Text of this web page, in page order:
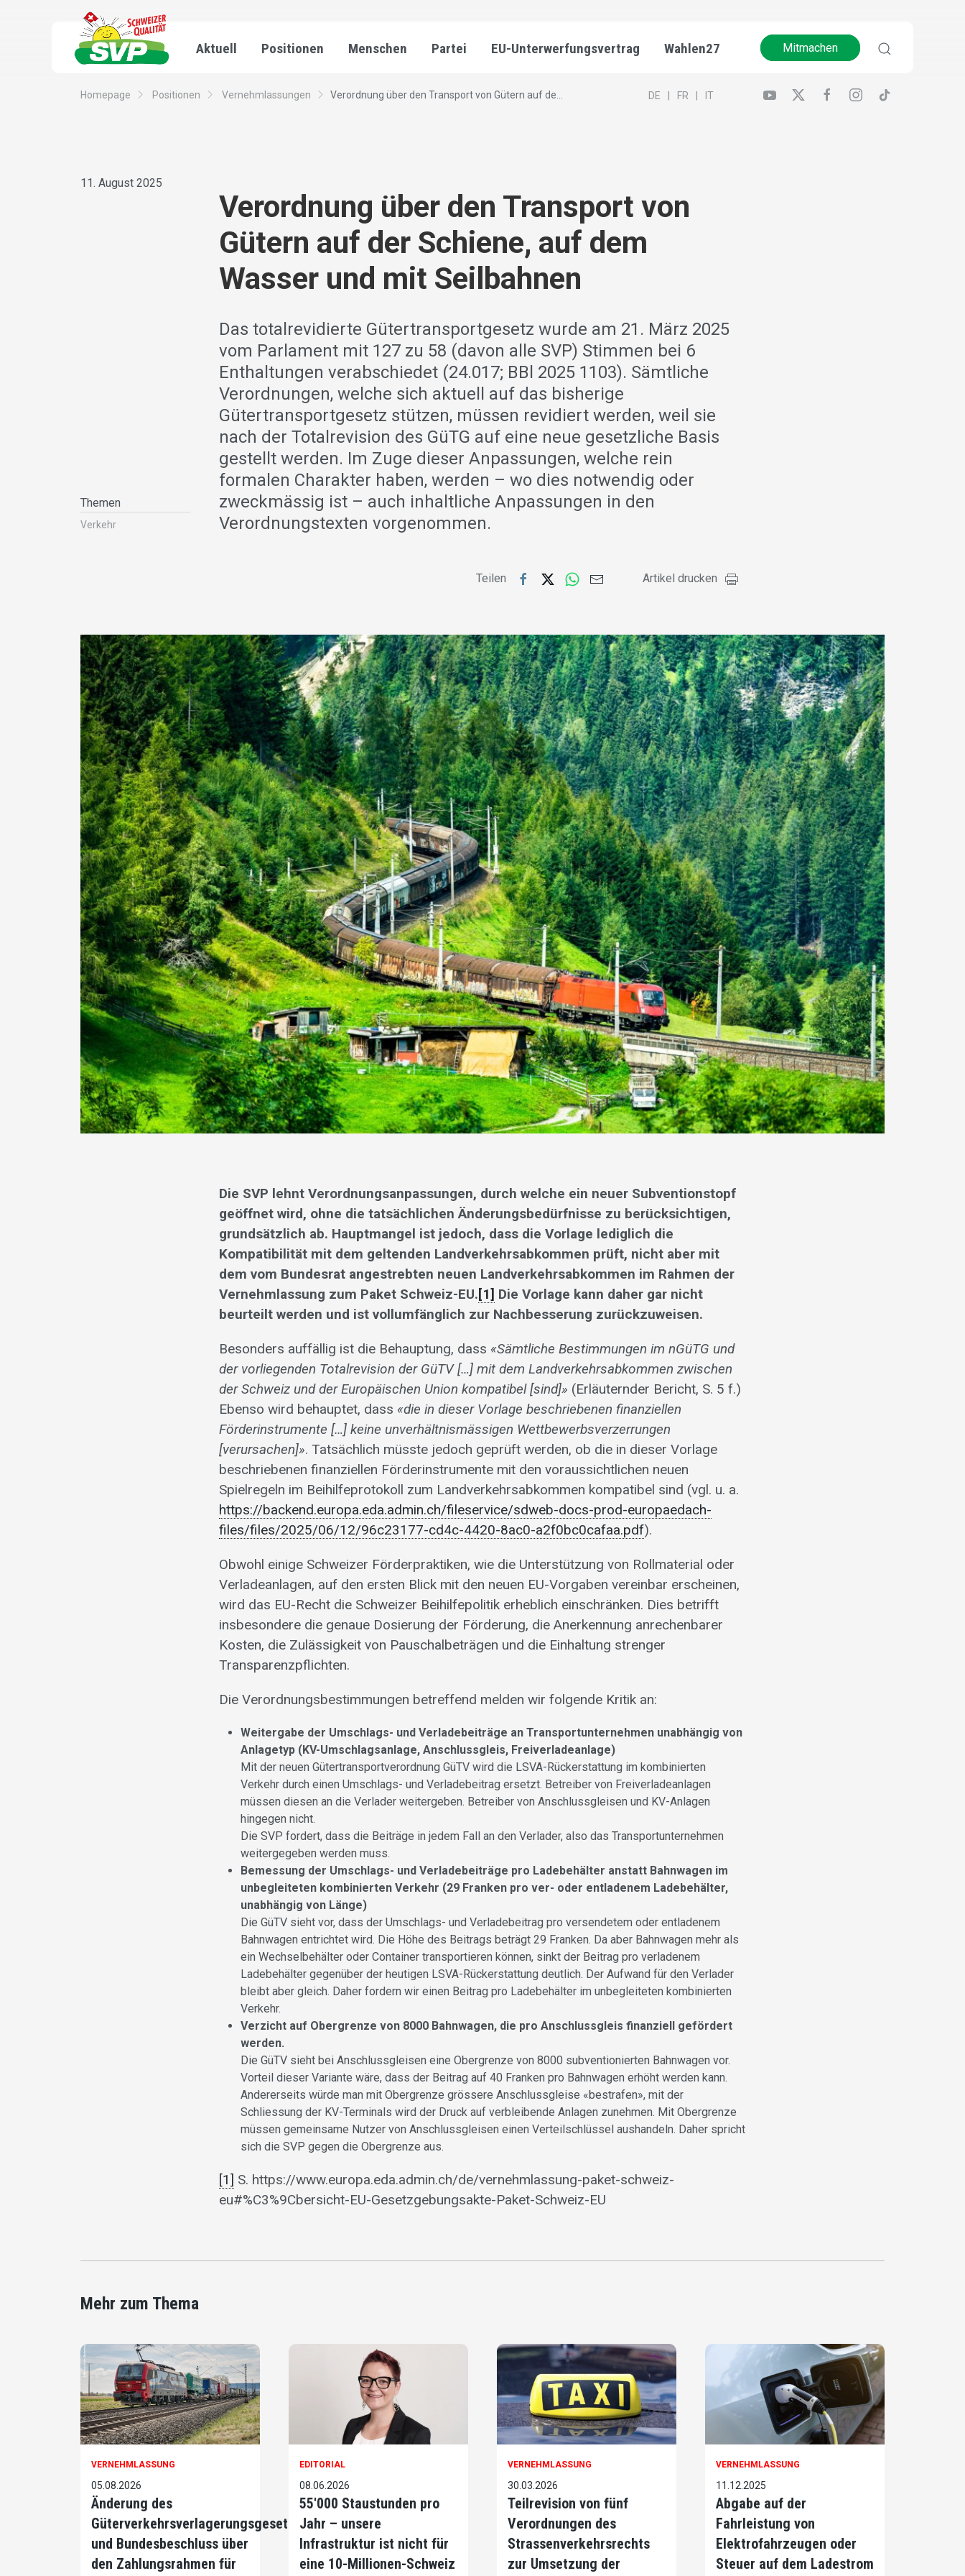
Aktuell Positionen Menschen Partei EU-Unterwerfungsvertrag Wahlen27 Mitmachen
Homepage Positionen Vernehmlassungen Verordnung über den Transport von Gütern auf de... DE FR IT
11. August 2025
Themen
Verkehr
Verordnung über den Transport von
Gütern auf der Schiene, auf dem
Wasser und mit Seilbahnen
Das totalrevidierte Gütertransportgesetz wurde am 21. März 2025
vom Parlament mit 127 zu 58 (davon alle SVP) Stimmen bei 6
Enthaltungen verabschiedet (24.017; BBl 2025 1103). Sämtliche
Verordnungen, welche sich aktuell auf das bisherige
Gütertransportgesetz stützen, müssen revidiert werden, weil sie
nach der Totalrevision des GüTG auf eine neue gesetzliche Basis
gestellt werden. Im Zuge dieser Anpassungen, welche rein
formalen Charakter haben, werden – wo dies notwendig oder
zweckmässig ist – auch inhaltliche Anpassungen in den
Verordnungstexten vorgenommen.
Teilen Artikel drucken
Die SVP lehnt Verordnungsanpassungen, durch welche ein neuer Subventionstopf
geöffnet wird, ohne die tatsächlichen Änderungsbedürfnisse zu berücksichtigen,
grundsätzlich ab. Hauptmangel ist jedoch, dass die Vorlage lediglich die
Kompatibilität mit dem geltenden Landverkehrsabkommen prüft, nicht aber mit
dem vom Bundesrat angestrebten neuen Landverkehrsabkommen im Rahmen der
Vernehmlassung zum Paket Schweiz-EU.[1] Die Vorlage kann daher gar nicht
beurteilt werden und ist vollumfänglich zur Nachbesserung zurückzuweisen.
Besonders auffällig ist die Behauptung, dass «Sämtliche Bestimmungen im nGüTG und
der vorliegenden Totalrevision der GüTV […] mit dem Landverkehrsabkommen zwischen
der Schweiz und der Europäischen Union kompatibel [sind]» (Erläuternder Bericht, S. 5 f.)
Ebenso wird behauptet, dass «die in dieser Vorlage beschriebenen finanziellen
Förderinstrumente […] keine unverhältnismässigen Wettbewerbsverzerrungen
[verursachen]». Tatsächlich müsste jedoch geprüft werden, ob die in dieser Vorlage
beschriebenen finanziellen Förderinstrumente mit den voraussichtlichen neuen
Spielregeln im Beihilfeprotokoll zum Landverkehrsabkommen kompatibel sind (vgl. u. a.
https://backend.europa.eda.admin.ch/fileservice/sdweb-docs-prod-europaedach-
files/files/2025/06/12/96c23177-cd4c-4420-8ac0-a2f0bc0cafaa.pdf).
Obwohl einige Schweizer Förderpraktiken, wie die Unterstützung von Rollmaterial oder
Verladeanlagen, auf den ersten Blick mit den neuen EU-Vorgaben vereinbar erscheinen,
wird das EU-Recht die Schweizer Beihilfepolitik erheblich einschränken. Dies betrifft
insbesondere die genaue Dosierung der Förderung, die Anerkennung anrechenbarer
Kosten, die Zulässigkeit von Pauschalbeträgen und die Einhaltung strenger
Transparenzpflichten.
Die Verordnungsbestimmungen betreffend melden wir folgende Kritik an:
Weitergabe der Umschlags- und Verladebeiträge an Transportunternehmen unabhängig von
Anlagetyp (KV-Umschlagsanlage, Anschlussgleis, Freiverladeanlage)
Mit der neuen Gütertransportverordnung GüTV wird die LSVA-Rückerstattung im kombinierten
Verkehr durch einen Umschlags- und Verladebeitrag ersetzt. Betreiber von Freiverladeanlagen
müssen diesen an die Verlader weitergeben. Betreiber von Anschlussgleisen und KV-Anlagen
hingegen nicht.
Die SVP fordert, dass die Beiträge in jedem Fall an den Verlader, also das Transportunternehmen
weitergegeben werden muss.
Bemessung der Umschlags- und Verladebeiträge pro Ladebehälter anstatt Bahnwagen im
unbegleiteten kombinierten Verkehr (29 Franken pro ver- oder entladenem Ladebehälter,
unabhängig von Länge)
Die GüTV sieht vor, dass der Umschlags- und Verladebeitrag pro versendetem oder entladenem
Bahnwagen entrichtet wird. Die Höhe des Beitrags beträgt 29 Franken. Da aber Bahnwagen mehr als
ein Wechselbehälter oder Container transportieren können, sinkt der Beitrag pro verladenem
Ladebehälter gegenüber der heutigen LSVA-Rückerstattung deutlich. Der Aufwand für den Verlader
bleibt aber gleich. Daher fordern wir einen Beitrag pro Ladebehälter im unbegleiteten kombinierten
Verkehr.
Verzicht auf Obergrenze von 8000 Bahnwagen, die pro Anschlussgleis finanziell gefördert
werden.
Die GüTV sieht bei Anschlussgleisen eine Obergrenze von 8000 subventionierten Bahnwagen vor.
Vorteil dieser Variante wäre, dass der Beitrag auf 40 Franken pro Bahnwagen erhöht werden kann.
Andererseits würde man mit Obergrenze grössere Anschlussgleise «bestrafen», mit der
Schliessung der KV-Terminals wird der Druck auf verbleibende Anlagen zunehmen. Mit Obergrenze
müssen gemeinsame Nutzer von Anschlussgleisen einen Verteilschlüssel aushandeln. Daher spricht
sich die SVP gegen die Obergrenze aus.
[1] S. https://www.europa.eda.admin.ch/de/vernehmlassung-paket-schweiz-
eu#%C3%9Cbersicht-EU-Gesetzgebungsakte-Paket-Schweiz-EU
Mehr zum Thema
VERNEHMLASSUNG
05.08.2026
Änderung des
Güterverkehrsverlagerungsgesetzes
und Bundesbeschluss über
den Zahlungsrahmen für
EDITORIAL
08.06.2026
55'000 Staustunden pro
Jahr – unsere
Infrastruktur ist nicht für
eine 10-Millionen-Schweiz
VERNEHMLASSUNG
30.03.2026
Teilrevision von fünf
Verordnungen des
Strassenverkehrsrechts
zur Umsetzung der
VERNEHMLASSUNG
11.12.2025
Abgabe auf der
Fahrleistung von
Elektrofahrzeugen oder
Steuer auf dem Ladestrom